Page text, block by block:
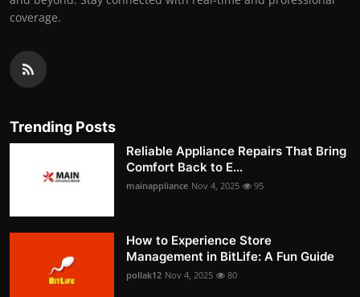
coverage.
Trending Posts
Reliable Appliance Repairs That Bring
Comfort Back to E...
mainappliance Nov 4, 2025 95
How to Experience Store
Management in BitLife: A Fun Guide
pollak12 Nov 4, 2025 80